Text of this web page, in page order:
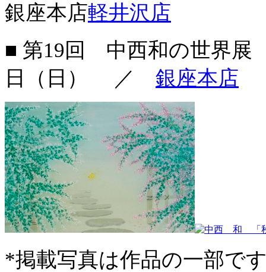
銀座本店軽井沢店
■ 第19回 中西和の世界
日（日）
／ 銀座本店
*掲載写真は作品の一部で